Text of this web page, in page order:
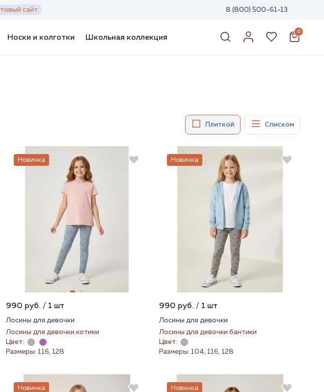
сайт 8 (800) 500-61-13
Носки и колготки Школьная коллекция
0
Плиткой Списком
Новинка
990 руб. / 1 шт
Лосины для девочки
Лосины для девочки котики
Цвет:
Размеры: 116, 128
Новинка
990 руб. / 1 шт
Лосины для девочки
Лосины для девочки бантики
Цвет:
Размеры: 104, 116, 128
Новинка Новинка